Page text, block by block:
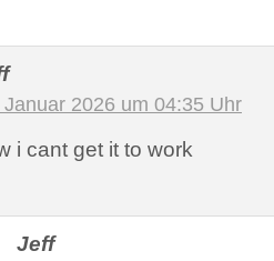
Januar 2026 um 04:35 Uhr
i cant get it to work
Jeff